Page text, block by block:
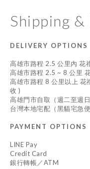
Shipping &
DELIVERY OPTIONS
高雄市路程 2.5 公里內 花
高雄市路程 2.5 ~ 8 公里
高雄市路程 8 公里以上 花
收 )
高雄門市自取（週二至週
台灣本地宅配（黑貓宅急
PAYMENT OPTIONS
LINE Pay
Credit Card
銀行轉帳／ATM